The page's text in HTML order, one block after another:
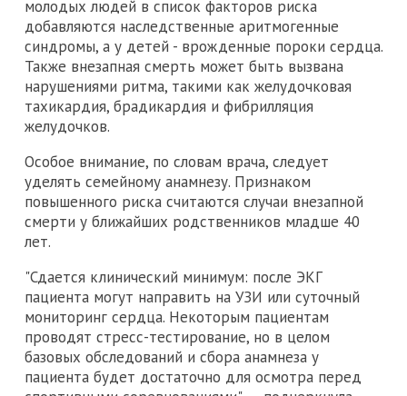
молодых людей в список факторов риска
добавляются наследственные аритмогенные
синдромы, а у детей - врожденные пороки сердца.
Также внезапная смерть может быть вызвана
нарушениями ритма, такими как желудочковая
тахикардия, брадикардия и фибрилляция
желудочков.
Особое внимание, по словам врача, следует
уделять семейному анамнезу. Признаком
повышенного риска считаются случаи внезапной
смерти у ближайших родственников младше 40
лет.
"Сдается клинический минимум: после ЭКГ
пациента могут направить на УЗИ или суточный
мониторинг сердца. Некоторым пациентам
проводят стресс-тестирование, но в целом
базовых обследований и сбора анамнеза у
пациента будет достаточно для осмотра перед